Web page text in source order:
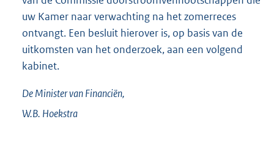
uw Kamer naar verwachting na het zomerreces
ontvangt. Een besluit hierover is, op basis van de
uitkomsten van het onderzoek, aan een volgend
kabinet.
De Minister van Financiën,
W.B. Hoekstra